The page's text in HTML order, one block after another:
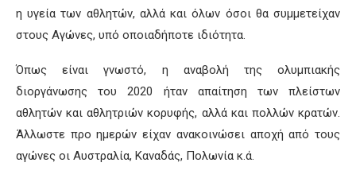
η υγεία των αθλητών, αλλά και όλων όσοι θα συμμετείχαν
στους Αγώνες, υπό οποιαδήποτε ιδιότητα.
Όπως είναι γνωστό, η αναβολή της ολυμπιακής
διοργάνωσης του 2020 ήταν απαίτηση των πλείστων
αθλητών και αθλητριών κορυφής, αλλά και πολλών κρατών.
Άλλωστε προ ημερών είχαν ανακοινώσει αποχή από τους
αγώνες οι Αυστραλία, Καναδάς, Πολωνία κ.ά.